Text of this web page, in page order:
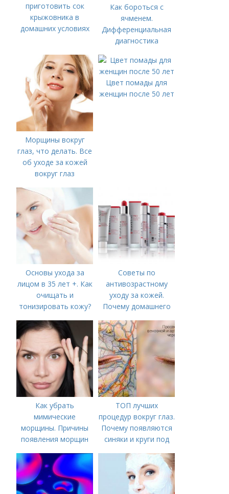
приготовить сок
крыжовника в
домашних условиях
Как бороться с
ячменем.
Дифференциальная
диагностика
Морщины вокруг
глаз, что делать. Все
об уходе за кожей
вокруг глаз
Цвет помады для
женщин после 50 лет
Основы ухода за
лицом в 35 лет +. Как
очищать и
тонизировать кожу?
Советы по
антивозрастному
уходу за кожей.
Почему домашнего
Как убрать
мимические
морщины. Причины
появления морщин
ТОП лучших
процедур вокруг глаз.
Почему появляются
синяки и круги под